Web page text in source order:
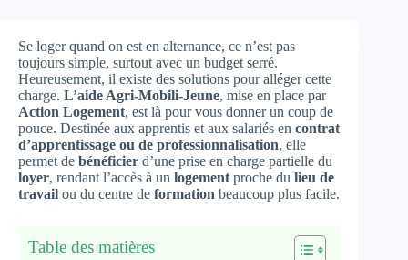
Se loger quand on est en alternance, ce n’est pas
toujours simple, surtout avec un budget serré.
Heureusement, il existe des solutions pour alléger cette
charge. L’aide Agri-Mobili-Jeune, mise en place par
Action Logement, est là pour vous donner un coup de
pouce. Destinée aux apprentis et aux salariés en contrat
d’apprentissage ou de professionnalisation, elle
permet de bénéficier d’une prise en charge partielle du
loyer, rendant l’accès à un logement proche du lieu de
travail ou du centre de formation beaucoup plus facile.
Table des matières